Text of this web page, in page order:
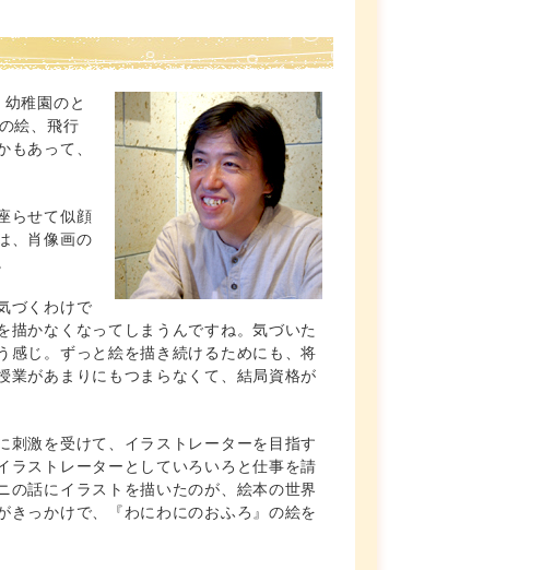
稚園のと
絵、飛行
あって、
らせて似顔
、肖像画の
づくわけで
かなくなってしまうんですね。気づいた
感じ。ずっと絵を描き続けるためにも、将
業があまりにもつまらなくて、結局資格が
刺激を受けて、イラストレーターを目指す
ラストレーターとしていろいろと仕事を請
の話にイラストを描いたのが、絵本の世界
きっかけで、『わにわにのおふろ』の絵を